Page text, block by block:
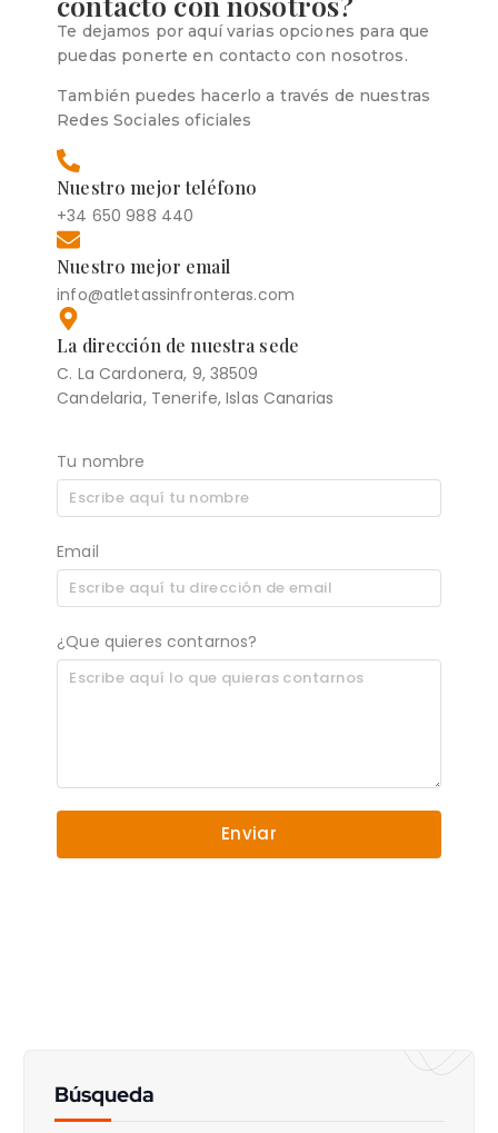
Te dejamos por aquí varias opciones para que
puedas ponerte en contacto con nosotros.
También puedes hacerlo a través de nuestras
Redes Sociales oficiales
Nuestro mejor teléfono
+34 650 988 440
Nuestro mejor email
info@atletassinfronteras.com
La dirección de nuestra sede
C. La Cardonera, 9, 38509
Candelaria, Tenerife, Islas Canarias
Tu nombre
Email
¿Que quieres contarnos?
Enviar
Búsqueda